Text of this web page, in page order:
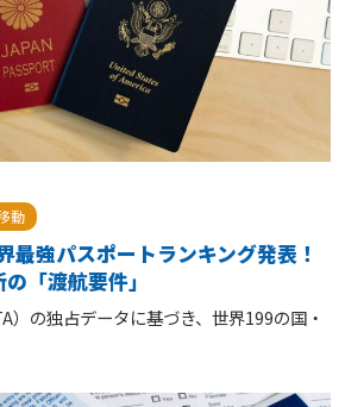
動
最強パスポートランキング発表！
「渡航要件」
）の独占データに基づき、世界199の国・